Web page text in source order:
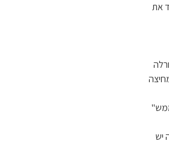
את
יש